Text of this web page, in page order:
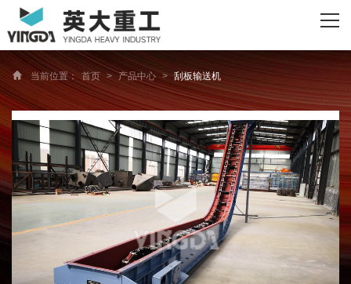
网站首页
关于我们
主营产品
资质荣誉
客户案例
新闻资讯
当前位置： 首页 > 产品中心 > 刮板输送机